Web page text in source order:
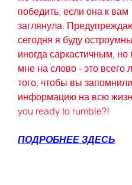
победить, если она к вам
заглянула.
сегодня я буду
иногда саркастичным, но
мне на слово - это всего
того, чтобы вы
информацию на всю
you ready to rumble?!
ПОДРОБНЕЕ ЗДЕСЬ